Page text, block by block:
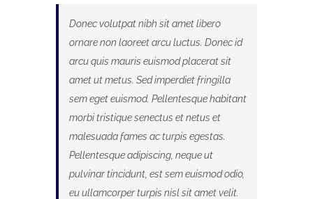
Donec volutpat nibh sit amet libero
ornare non laoreet arcu luctus. Donec id
arcu quis mauris euismod placerat sit
amet ut metus. Sed imperdiet fringilla
sem eget euismod. Pellentesque habitant
morbi tristique senectus et netus et
malesuada fames ac turpis egestas.
Pellentesque adipiscing, neque ut
pulvinar tincidunt, est sem euismod odio,
eu ullamcorper turpis nisl sit amet velit.